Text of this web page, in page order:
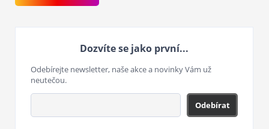
Dozvíte se jako první...
Odebírejte newsletter, naše akce a novinky Vám už
neutečou.
Odebírat